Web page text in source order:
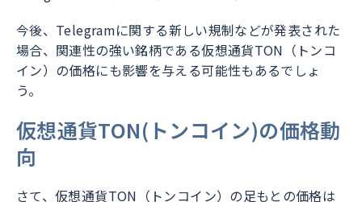
今後、Telegramに関する新しい規制などが発表された
場合、関連性の強い銘柄である仮想通貨TON（トンコ
イン）の価格にも影響を与える可能性もあるでしょ
う。
仮想通貨TON(トンコイン)の価格動
向
さて、仮想通貨TON（トンコイン）の足もとの価格は